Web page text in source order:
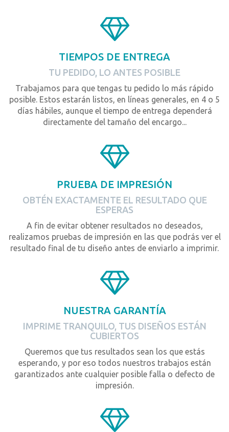
TIEMPOS DE ENTREGA
TU PEDIDO, LO ANTES POSIBLE
Trabajamos para que tengas tu pedido lo más rápido
posible. Estos estarán listos, en líneas generales, en 4 o 5
días hábiles, aunque el tiempo de entrega dependerá
directamente del tamaño del encargo...
PRUEBA DE IMPRESIÓN
OBTÉN EXACTAMENTE EL RESULTADO QUE
ESPERAS
A fin de evitar obtener resultados no deseados,
realizamos pruebas de impresión en las que podrás ver el
resultado final de tu diseño antes de enviarlo a imprimir.
NUESTRA GARANTÍA
IMPRIME TRANQUILO, TUS DISEÑOS ESTÁN
CUBIERTOS
Queremos que tus resultados sean los que estás
esperando, y por eso todos nuestros trabajos están
garantizados ante cualquier posible falla o defecto de
impresión.